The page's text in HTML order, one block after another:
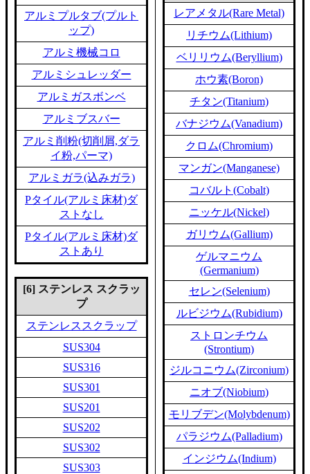
アルミプルタブ(プルト
ップ)
アルミ機械コロ
アルミシュレッダー
アルミガスボンベ
アルミブスバー
アルミ削粉(切削屑,ダラ
イ粉,パーマ)
アルミガラ(込みガラ)
Pタイル(アルミ床材)ダ
ストなし
Pタイル(アルミ床材)ダ
ストあり
[6] ステンレス スクラッ
プ
ステンレススクラップ
SUS304
SUS316
SUS301
SUS201
SUS202
SUS302
SUS303
レアメタル(Rare Metal)
リチウム(Lithium)
ベリリウム(Beryllium)
ホウ素(Boron)
チタン(Titanium)
バナジウム(Vanadium)
クロム(Chromium)
マンガン(Manganese)
コバルト(Cobalt)
ニッケル(Nickel)
ガリウム(Gallium)
ゲルマニウム
(Germanium)
セレン(Selenium)
ルビジウム(Rubidium)
ストロンチウム
(Strontium)
ジルコニウム(Zirconium)
ニオブ(Niobium)
モリブデン(Molybdenum)
パラジウム(Palladium)
インジウム(Indium)